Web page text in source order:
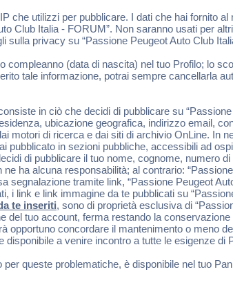
che utilizzi per pubblicare. I dati che hai fornito
Club Italia - FORUM”. Non saranno usati per
sulla privacy su “Passione Peugeot Auto Club
compleanno (data di nascita) nel tuo Profilo; lo
tale informazione, potrai sempre cancellarla
in ciò che decidi di pubblicare su
ubicazione geografica, indirizzo email,
motori di ricerca e dai siti di archivio OnLine. In
pubblicato in sezioni pubbliche, accessibili ad
di pubblicare il tuo nome, cognome, numero
ha alcuna responsabilità; al contrario:
segnalazione tramite link, “Passione Peugeot
i link e link immagine da te pubblicati su
te inseriti, sono di proprietà esclusiva di
del tuo account, ferma restando la
opportuno concordare il mantenimento o meno
disponibile a venire incontro a tutte le esigenze
queste problematiche, è disponibile nel tuo